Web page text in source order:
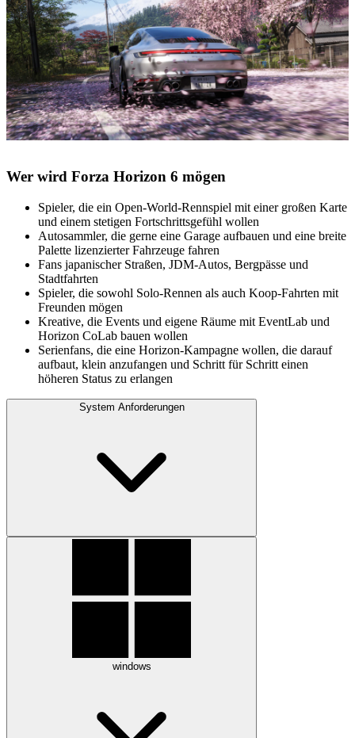
Wer wird Forza Horizon 6 mögen
Spieler, die ein Open-World-Rennspiel mit einer großen Karte
und einem stetigen Fortschrittsgefühl wollen
Autosammler, die gerne eine Garage aufbauen und eine breite
Palette lizenzierter Fahrzeuge fahren
Fans japanischer Straßen, JDM-Autos, Bergpässe und
Stadtfahrten
Spieler, die sowohl Solo-Rennen als auch Koop-Fahrten mit
Freunden mögen
Kreative, die Events und eigene Räume mit EventLab und
Horizon CoLab bauen wollen
Serienfans, die eine Horizon-Kampagne wollen, die darauf
aufbaut, klein anzufangen und Schritt für Schritt einen
höheren Status zu erlangen
System Anforderungen
windows